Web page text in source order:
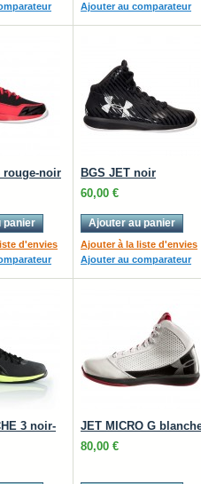
Ajouter au comparateur
rouge-noir
panier
d'envies
BGS JET noir
60,00 €
Ajouter au panier
Ajouter à la liste d'envies
Ajouter au comparateur
3 noir-
JET MICRO G
80,00 €